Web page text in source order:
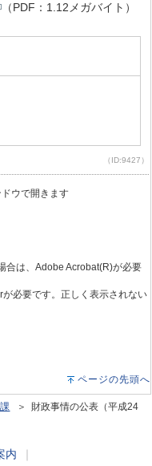
（PDF：1.12メガバイト）
（ID:9427）
ウで開きます
合は、Adobe Acrobat(R)が必要
必要です。正しく表示されない
ページの先頭へ
＞ 財政事情の公表（平成24
内